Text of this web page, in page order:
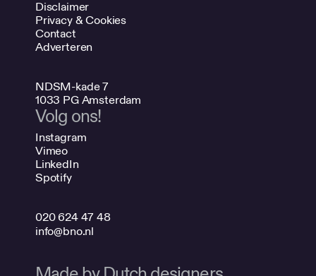
Disclaimer
Privacy & Cookies
Contact
Adverteren
NDSM-kade 7
1033 PG Amsterdam
Volg ons!
Instagram
Vimeo
LinkedIn
Spotify
020 624 47 48
info@bno.nl